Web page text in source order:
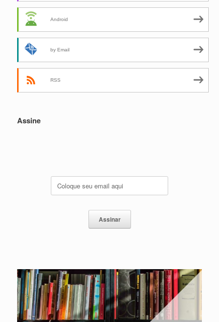
Android
by Email
RSS
Assine